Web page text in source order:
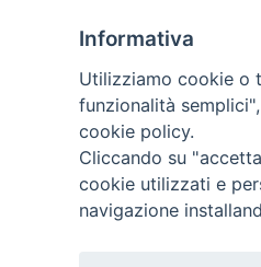
Primo PianoInformativa
Utilizziamo cookie o
funzionalità
cookie policy.
Cliccando su
cookie utilizzati e
navigazione